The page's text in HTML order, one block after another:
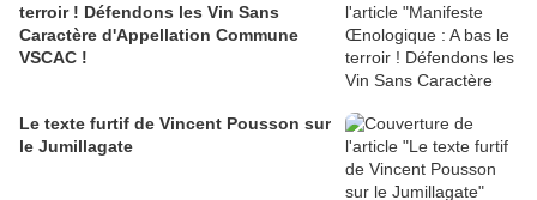
terroir ! Défendons les Vin Sans
Caractère d'Appellation Commune
VSCAC !
Le texte furtif de Vincent Pousson sur
le Jumillagate